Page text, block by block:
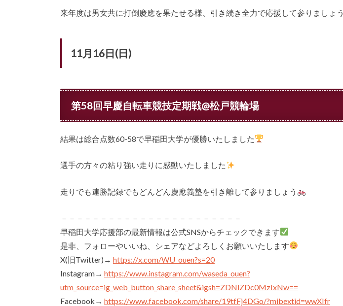
来年度は男女共に打倒慶應を果たせる様、引き続き全力で応援して参りましょう
11月16日(日)
第58回早慶自転車競技定期戦@松戸競輪場
結果は総合点数60-58で早稲田大学が優勝いたしました
選手の方々の粘り強い走りに感動いたしました‍
走りでも連勝記録でもどんどん慶應義塾を引き離して参りましょう
－－－－－－－－－－－－－－－－－－－－－－－
早稲田大学応援部の最新情報は公式SNSからチェックできます
是非、フォローやいいね、シェアなどよろしくお願いいたします
X(旧Twitter)→ https://x.com/WU_ouen?s=20
Instagram→ https://www.instagram.com/waseda_ouen?
utm_source=ig_web_button_share_sheet&igsh=ZDNlZDc0MzIxNw==
Facebook→ https://www.facebook.com/share/19tfFj4DGo/?mibextid=wwXIfr